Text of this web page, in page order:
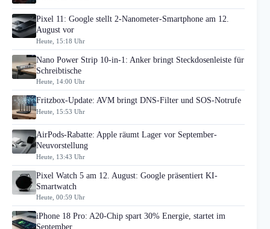
Pixel 11: Google stellt 2-Nanometer-Smartphone am 12.
August vor
Heute, 15:18 Uhr
Nano Power Strip 10-in-1: Anker bringt Steckdosenleiste für
Schreibtische
Heute, 14:00 Uhr
Fritzbox-Update: AVM bringt DNS-Filter und SOS-Notrufe
Heute, 15:53 Uhr
AirPods-Rabatte: Apple räumt Lager vor September-
Neuvorstellung
Heute, 13:43 Uhr
Pixel Watch 5 am 12. August: Google präsentiert KI-
Smartwatch
Heute, 00:59 Uhr
iPhone 18 Pro: A20-Chip spart 30% Energie, startet im
September